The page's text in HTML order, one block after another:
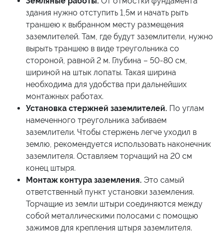
здания нужно отступить 1,5м и начать рыть
траншею к выбранном месту размещения
заземлителей. Там, где будут заземлители, нужно
вырыть траншею в виде треугольника со
стороной, равной 2 м. Глубина – 50-80 см,
шириной на штык лопаты. Такая ширина
необходима для удобства при дальнейших
монтажных работах.
Установка стержней заземлителей. По углам
намеченного треугольника забиваем
заземлители. Чтобы стержень легче уходил в
землю, рекомендуется использовать наконечник
заземлителя. Оставляем торчащий на 20 см
конец штыря.
Монтаж контура заземления. Это самый
ответственный пункт установки заземления.
Торчащие из земли штыри соединяются между
собой металлическими полосами с помощью
зажимов для крепления штыря заземлителя.